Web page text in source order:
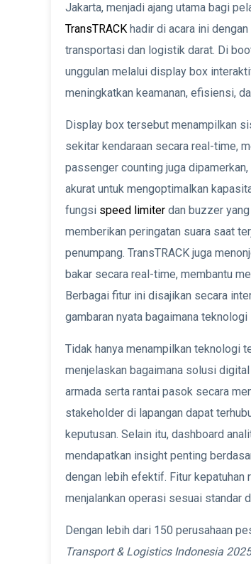
Jakarta, menjadi ajang utama bagi
TransTRACK hadir di acara ini
transportasi dan logistik darat. Di
unggulan melalui display box
meningkatkan keamanan, efisiensi,
Display box tersebut menampilkan
sekitar kendaraan secara real-time,
passenger counting juga
akurat untuk mengoptimalkan
fungsi speed limiter dan buzzer
memberikan peringatan suara saat
penumpang. TransTRACK juga
bakar secara real-time, membantu
Berbagai fitur ini disajikan secara
gambaran nyata bagaimana
Tidak hanya menampilkan teknologi
menjelaskan bagaimana solusi
armada serta rantai pasok secara
stakeholder di lapangan dapat
keputusan. Selain itu, dashboard
mendapatkan insight penting
dengan lebih efektif. Fitur kepatuhan
menjalankan operasi sesuai standar
Dengan lebih dari 150 perusahaan
Transport & Logistics Indonesia 2025